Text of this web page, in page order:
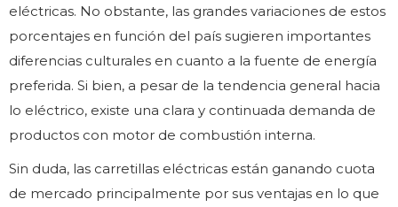
eléctricas. No obstante, las grandes variaciones de estos
porcentajes en función del país sugieren importantes
diferencias culturales en cuanto a la fuente de energía
preferida. Si bien, a pesar de la tendencia general hacia
lo eléctrico, existe una clara y continuada demanda de
productos con motor de combustión interna.
Sin duda, las carretillas eléctricas están ganando cuota
de mercado principalmente por sus ventajas en lo que